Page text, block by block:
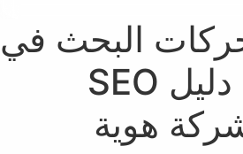
البحث في
السعودية | دليل SEO
هوية